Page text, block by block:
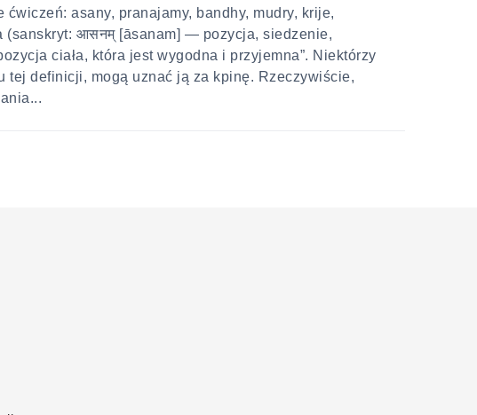
asany, pranajamy, bandhy, mudry, krije,
आसनम् [āsanam] — pozycja, siedzenie,
ciała, która jest wygodna i przyjemna”. Niektórzy
tej definicji, mogą uznać ją za kpinę. Rzeczywiście,